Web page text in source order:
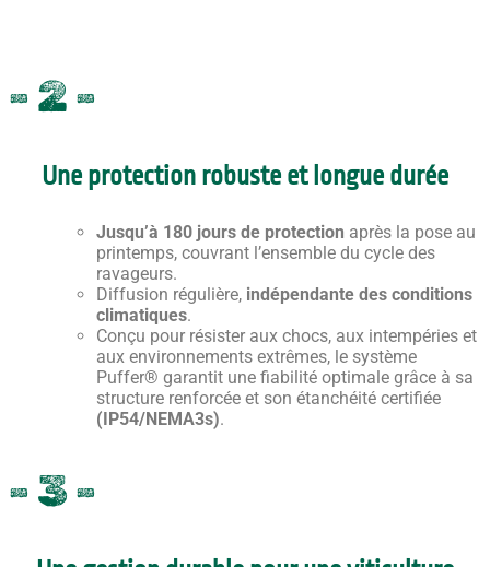
- 2 -
Une protection robuste et longue durée
Jusqu’à 180 jours de protection après la pose au
printemps, couvrant l’ensemble du cycle des
ravageurs.
Diffusion régulière, indépendante des conditions
climatiques.
Conçu pour résister aux chocs, aux intempéries et
aux environnements extrêmes, le système
Puffer® garantit une fiabilité optimale grâce à sa
structure renforcée et son étanchéité certifiée
(IP54/NEMA3s).
- 3 -